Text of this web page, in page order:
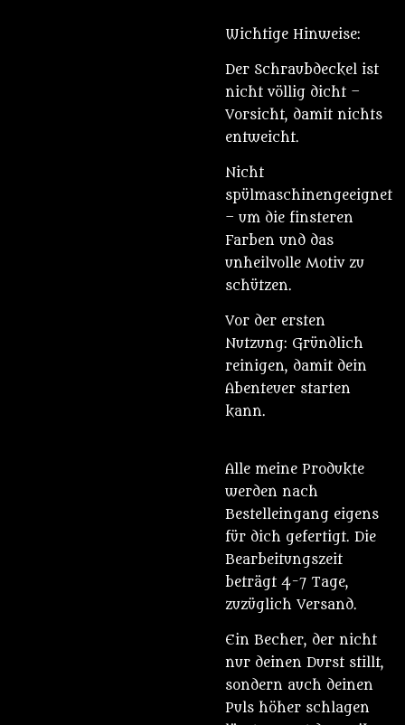
Wichtige Hinweise:
Der Schraubdeckel ist
nicht völlig dicht –
Vorsicht, damit nichts
entweicht.
Nicht
spülmaschinengeeignet
– um die finsteren
Farben und das
unheilvolle Motiv zu
schützen.
Vor der ersten
Nutzung: Gründlich
reinigen, damit dein
Abenteuer starten
kann.
Alle meine Produkte
werden nach
Bestelleingang eigens
für dich gefertigt. Die
Bearbeitungszeit
beträgt 4-7 Tage,
zuzüglich Versand.
Ein Becher, der nicht
nur deinen Durst stillt,
sondern auch deinen
Puls höher schlagen